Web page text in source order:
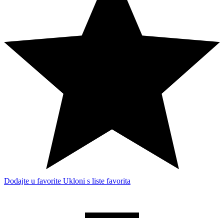
Dodajte u favorite Ukloni s liste favorita